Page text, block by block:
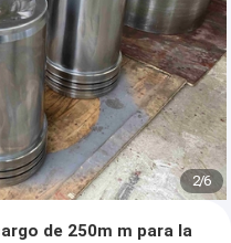
2/6
de 250m m para la